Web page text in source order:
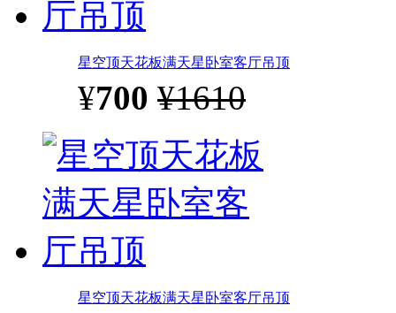
星空顶天花板满天星卧室客厅吊顶
¥700 ¥1610
星空顶天花板满天星卧室客厅吊顶